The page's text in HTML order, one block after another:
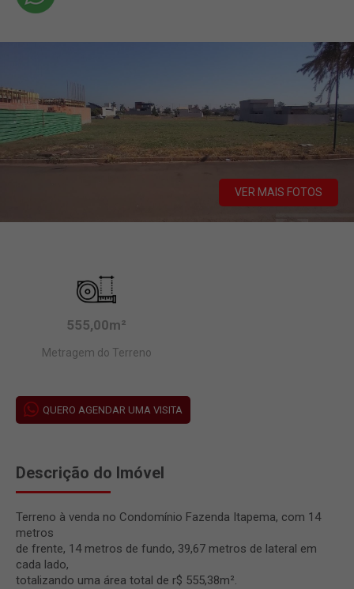
VER MAIS FOTOS
555,00m²
Metragem do Terreno
QUERO AGENDAR UMA VISITA
Descrição do Imóvel
Terreno à venda no Condomínio Fazenda Itapema, com 14
metros
de frente, 14 metros de fundo, 39,67 metros de lateral em
cada lado,
totalizando uma área total de r$ 555,38m².